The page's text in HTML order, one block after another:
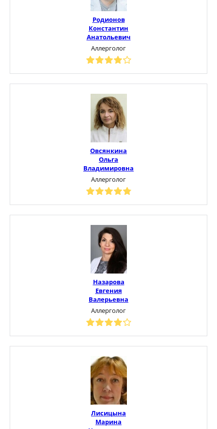
Родионов
Константин
Анатольевич
Аллерголог
Овсянкина
Ольга
Владимировна
Аллерголог
Назарова
Евгения
Валерьевна
Аллерголог
Лисицына
Марина